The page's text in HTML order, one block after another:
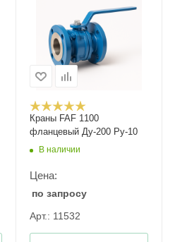
Краны FAF 1100
фланцевый Ду-200 Ру-10
В наличии
Цена:
по запросу
Арт.: 11532